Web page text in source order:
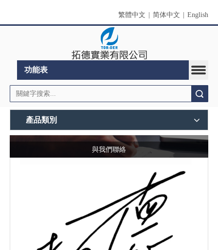
繁體中文 简体中文 English
功能表
產品類別
與我們聯絡